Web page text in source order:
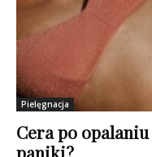
Pielęgnacja
Cera po
paniki?